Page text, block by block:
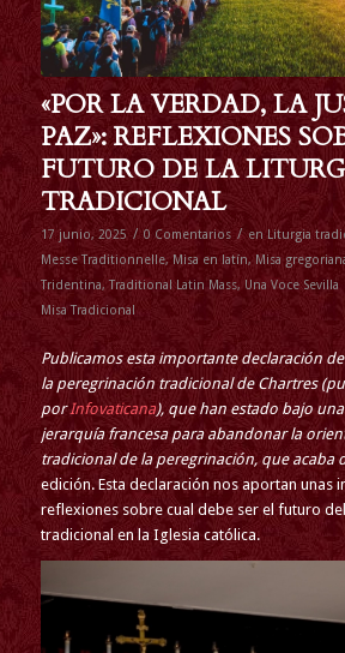
«POR LA VERDAD, LA
PAZ»: REFLEXIONES
FUTURO DE LA
TRADICIONAL
17 junio, 2025 / 0 Comentarios / en Liturgia
Messe Traditionnelle, Misa en latín, Misa
Tridentina,Traditional Latin Mass, Una Voce Sevilla
Misa Tradicional
Publicamos esta importante declaración
la peregrinación tradicional de Chartres
porInfovaticana), que han estado bajo
jerarquía francesa para abandonar la
tradicional de la peregrinación, que acaba
edición. Esta declaración nos aportan unas
reflexiones sobre cual debe ser el futuro
tradicional en la Iglesia católica.